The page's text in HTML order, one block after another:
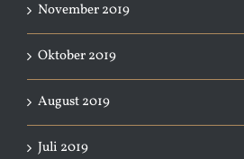
November 2019
Oktober 2019
August 2019
Juli 2019